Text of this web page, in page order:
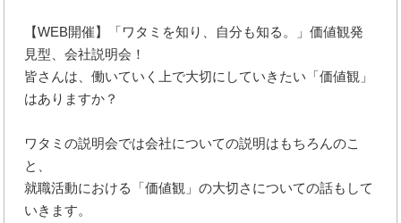
【WEB開催】「ワタミを知り、自分も知る。」価値観発
見型、会社説明会！
皆さんは、働いていく上で大切にしていきたい「価値観」
はありますか？
ワタミの説明会では会社についての説明はもちろんのこ
と、
就職活動における「価値観」の大切さについての話もして
いきます。